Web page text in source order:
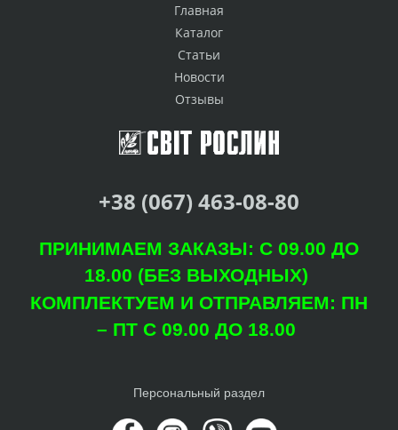
Главная
Каталог
Статьи
Новости
Отзывы
+38 (067) 463-08-80
ПРИНИМАЕМ ЗАКАЗЫ: С 09.00 ДО
18.00 (БЕЗ ВЫХОДНЫХ)
КОМПЛЕКТУЕМ И ОТПРАВЛЯЕМ: ПН
– ПТ С 09.00 ДО 18.00
Персональный раздел